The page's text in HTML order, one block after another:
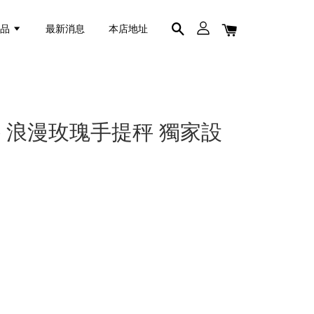
最新消息 本店地址
漫玫瑰手提秤 獨家設